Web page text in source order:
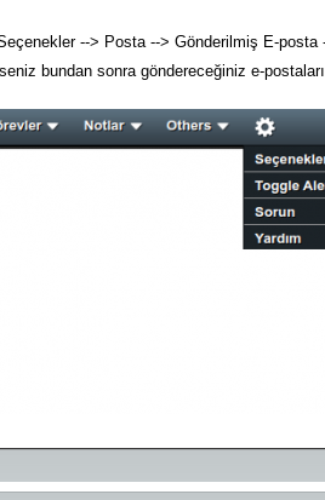
--> Posta --> Gönderilmiş E-
bundan sonra göndereceğiniz e-